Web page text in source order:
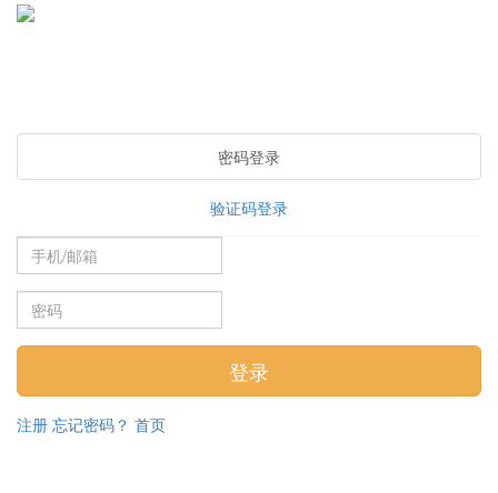
密码登录
验证码登录
注册 忘记密码？ 首页